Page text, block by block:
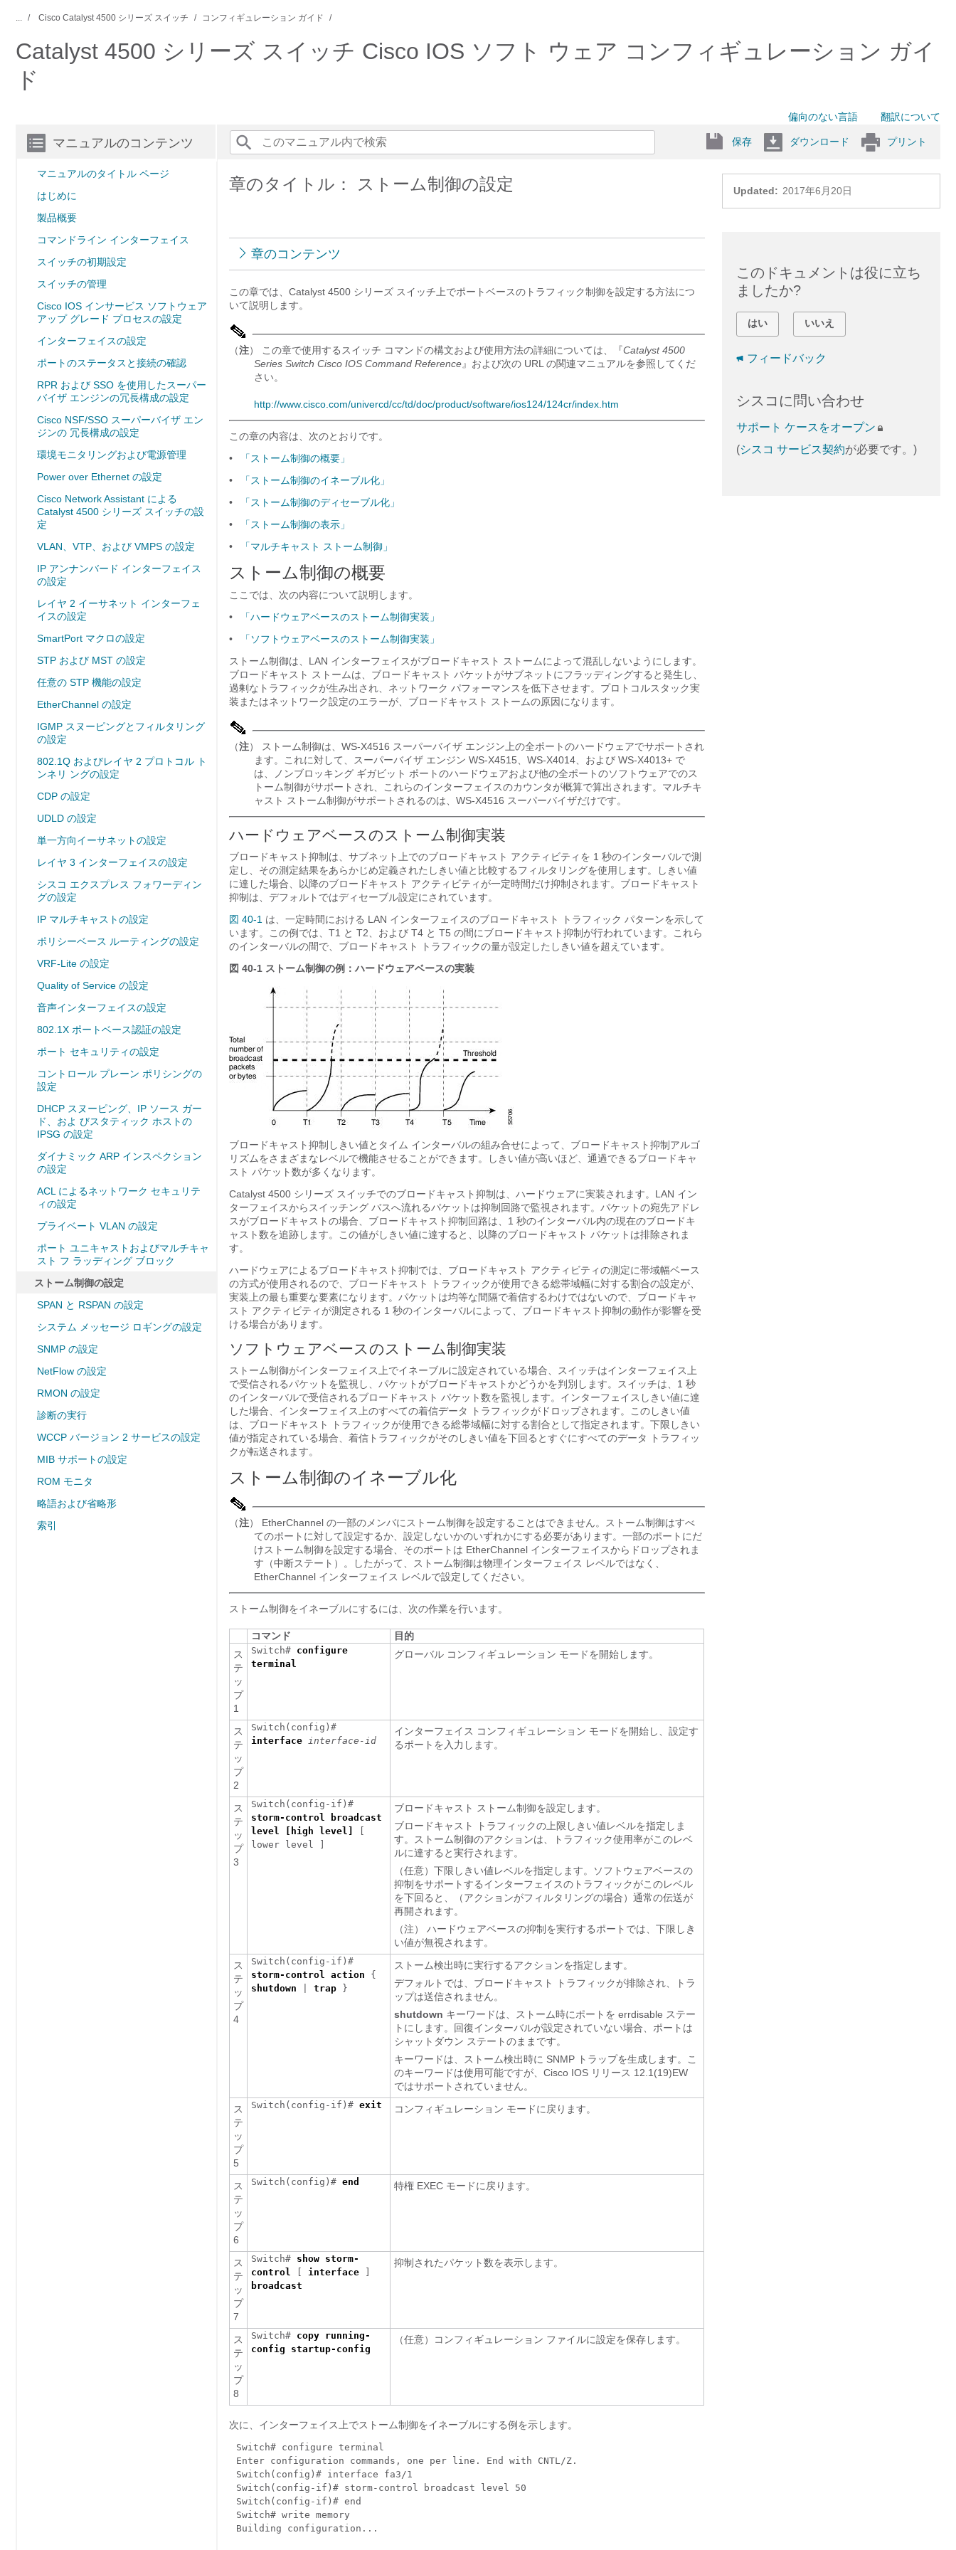
... Cisco Catalyst 4500 シリーズ スイッチ コンフィギュレーション ガイド
Catalyst 4500 シリーズ スイッチ Cisco IOS ソフト ウェア コンフィギュレーション ガイ
ド
偏向のない言語 翻訳について
マニュアルのコンテンツ
マニュアルのタイトル ページ
はじめに
製品概要
コマンドライン インターフェイス
スイッチの初期設定
スイッチの管理
Cisco IOS インサービス ソフトウェア
アップ グレード プロセスの設定
インターフェイスの設定
ポートのステータスと接続の確認
RPR および SSO を使用したスーパー
バイザ エンジンの冗長構成の設定
Cisco NSF/SSO スーパーバイザ エン
ジンの 冗長構成の設定
環境モニタリングおよび電源管理
Power over Ethernet の設定
Cisco Network Assistant による
Catalyst 4500 シリーズ スイッチの設
定
VLAN、VTP、および VMPS の設定
IP アンナンバード インターフェイス
の設定
レイヤ 2 イーサネット インターフェ
イスの設定
SmartPort マクロの設定
STP および MST の設定
任意の STP 機能の設定
EtherChannel の設定
IGMP スヌーピングとフィルタリング
の設定
802.1Q およびレイヤ 2 プロトコル ト
ンネリ ングの設定
CDP の設定
UDLD の設定
単一方向イーサネットの設定
レイヤ 3 インターフェイスの設定
シスコ エクスプレス フォワーディン
グの設定
IP マルチキャストの設定
ポリシーベース ルーティングの設定
VRF-Lite の設定
Quality of Service の設定
音声インターフェイスの設定
802.1X ポートベース認証の設定
ポート セキュリティの設定
コントロール プレーン ポリシングの
設定
DHCP スヌーピング、IP ソース ガー
ド、およ びスタティック ホストの
IPSG の設定
ダイナミック ARP インスペクション
の設定
ACL によるネットワーク セキュリテ
ィの設定
プライベート VLAN の設定
ポート ユニキャストおよびマルチキャ
スト フ ラッディング ブロック
ストーム制御の設定
SPAN と RSPAN の設定
システム メッセージ ロギングの設定
SNMP の設定
NetFlow の設定
RMON の設定
診断の実行
WCCP バージョン 2 サービスの設定
MIB サポートの設定
ROM モニタ
略語および省略形
索引
保存 ダウンロード プリント
Updated: 2017年6月20日
章のタイトル： ストーム制御の設定
章のコンテンツ
この章では、Catalyst 4500 シリーズ スイッチ上でポートベースのトラフィック制御を設定する方法につ
いて説明します。
（注） この章で使用するスイッチ コマンドの構文および使用方法の詳細については、『Catalyst 4500
Series Switch Cisco IOS Command Reference』および次の URL の関連マニュアルを参照してくだ
さい。
http://www.cisco.com/univercd/cc/td/doc/product/software/ios124/124cr/index.htm
この章の内容は、次のとおりです。
•
「ストーム制御の概要」
•
「ストーム制御のイネーブル化」
•
「ストーム制御のディセーブル化」
•
「ストーム制御の表示」
•
「マルチキャスト ストーム制御」
ストーム制御の概要
ここでは、次の内容について説明します。
•
「ハードウェアベースのストーム制御実装」
•
「ソフトウェアベースのストーム制御実装」
ストーム制御は、LAN インターフェイスがブロードキャスト ストームによって混乱しないようにします。
ブロードキャスト ストームは、ブロードキャスト パケットがサブネットにフラッディングすると発生し、
過剰なトラフィックが生み出され、ネットワーク パフォーマンスを低下させます。プロトコルスタック実
装またはネットワーク設定のエラーが、ブロードキャスト ストームの原因になります。
（注） ストーム制御は、WS-X4516 スーパーバイザ エンジン上の全ポートのハードウェアでサポートされ
ます。これに対して、スーパーバイザ エンジン WS-X4515、WS-X4014、および WS-X4013+ で
は、ノンブロッキング ギガビット ポートのハードウェアおよび他の全ポートのソフトウェアでのス
トーム制御がサポートされ、これらのインターフェイスのカウンタが概算で算出されます。マルチキ
ャスト ストーム制御がサポートされるのは、WS-X4516 スーパーバイザだけです。
ハードウェアベースのストーム制御実装
ブロードキャスト抑制は、サブネット上でのブロードキャスト アクティビティを 1 秒のインターバルで測
定し、その測定結果をあらかじめ定義されたしきい値と比較するフィルタリングを使用します。しきい値
に達した場合、以降のブロードキャスト アクティビティが一定時間だけ抑制されます。ブロードキャスト
抑制は、デフォルトではディセーブル設定にされています。
図 40-1 は、一定時間における LAN インターフェイスのブロードキャスト トラフィック パターンを示して
います。この例では、T1 と T2、および T4 と T5 の間にブロードキャスト抑制が行われています。これら
のインターバルの間で、ブロードキャスト トラフィックの量が設定したしきい値を超えています。
図 40-1 ストーム制御の例：ハードウェアベースの実装
ブロードキャスト抑制しきい値とタイム インターバルの組み合せによって、ブロードキャスト抑制アルゴ
リズムをさまざまなレベルで機能させることができます。しきい値が高いほど、通過できるブロードキャ
スト パケット数が多くなります。
Catalyst 4500 シリーズ スイッチでのブロードキャスト抑制は、ハードウェアに実装されます。LAN イン
ターフェイスからスイッチング バスへ流れるパケットは抑制回路で監視されます。パケットの宛先アドレ
スがブロードキャストの場合、ブロードキャスト抑制回路は、1 秒のインターバル内の現在のブロードキ
ャスト数を追跡します。この値がしきい値に達すると、以降のブロードキャスト パケットは排除されま
す。
ハードウェアによるブロードキャスト抑制では、ブロードキャスト アクティビティの測定に帯域幅ベース
の方式が使用されるので、ブロードキャスト トラフィックが使用できる総帯域幅に対する割合の設定が、
実装上の最も重要な要素になります。パケットは均等な間隔で着信するわけではないので、ブロードキャ
スト アクティビティが測定される 1 秒のインターバルによって、ブロードキャスト抑制の動作が影響を受
ける場合があります。
ソフトウェアベースのストーム制御実装
ストーム制御がインターフェイス上でイネーブルに設定されている場合、スイッチはインターフェイス上
で受信されるパケットを監視し、パケットがブロードキャストかどうかを判別します。スイッチは、1 秒
のインターバルで受信されるブロードキャスト パケット数を監視します。インターフェイスしきい値に達
した場合、インターフェイス上のすべての着信データ トラフィックがドロップされます。このしきい値
は、ブロードキャスト トラフィックが使用できる総帯域幅に対する割合として指定されます。下限しきい
値が指定されている場合、着信トラフィックがそのしきい値を下回るとすぐにすべてのデータ トラフィッ
クが転送されます。
ストーム制御のイネーブル化
（注） EtherChannel の一部のメンバにストーム制御を設定することはできません。ストーム制御はすべ
てのポートに対して設定するか、設定しないかのいずれかにする必要があります。一部のポートにだ
けストーム制御を設定する場合、そのポートは EtherChannel インターフェイスからドロップされま
す（中断ステート）。したがって、ストーム制御は物理インターフェイス レベルではなく、
EtherChannel インターフェイス レベルで設定してください。
ストーム制御をイネーブルにするには、次の作業を行います。
コマンド
目的
ス
テ
ッ
プ
1
Switch# configure
terminal
グローバル コンフィギュレーション モードを開始します。
ス
テ
ッ
プ
2
Switch(config)#
interface interface-id
インターフェイス コンフィギュレーション モードを開始し、設定す
るポートを入力します。
ス
テ
ッ
プ
3
Switch(config-if)#
storm-control broadcast
level [high level]
lower level
ブロードキャスト ストーム制御を設定します。
ブロードキャスト トラフィックの上限しきい値レベルを指定しま
す。ストーム制御のアクションは、トラフィック使用率がこのレベ
ルに達すると実行されます。
（任意）下限しきい値レベルを指定します。ソフトウェアベースの
抑制をサポートするインターフェイスのトラフィックがこのレベル
を下回ると、（アクションがフィルタリングの場合）通常の伝送が
再開されます。
（注） ハードウェアベースの抑制を実行するポートでは、下限しき
い値が無視されます。
ス
テ
ッ
プ
4
Switch(config-if)#
storm-control action {
shutdown
trap }
ストーム検出時に実行するアクションを指定します。
デフォルトでは、ブロードキャスト トラフィックが排除され、トラ
ップは送信されません。
shutdown キーワードは、ストーム時にポートを errdisable ステー
トにします。回復インターバルが設定されていない場合、ポートは
シャットダウン ステートのままです。
キーワードは、ストーム検出時に SNMP トラップを生成します。こ
のキーワードは使用可能ですが、Cisco IOS リリース 12.1(19)EW
ではサポートされていません。
ス
テ
ッ
プ
5
Switch(config-if)# exit コンフィギュレーション モードに戻ります。
ス
テ
ッ
プ
6
Switch(config)# end 特権 EXEC モードに戻ります。
ス
テ
ッ
プ
7
Switch# show storm-
control
interface
broadcast
抑制されたパケット数を表示します。
ス
テ
ッ
プ
8
Switch# copy running-
config startup-config
（任意）コンフィギュレーション ファイルに設定を保存します。
次に、インターフェイス上でストーム制御をイネーブルにする例を示します。
Switch# configure terminal
Enter configuration commands, one per line. End with CNTL/Z.
Switch(config)# interface fa3/1
Switch(config-if)# storm-control broadcast level 50
Switch(config-if)# end
Switch# write memory
Building configuration...
このドキュメントは役に立ち
ましたか?
はい いいえ
フィードバック
シスコに問い合わせ
サポート ケースをオープン
(シスコ サービス契約が必要です。)